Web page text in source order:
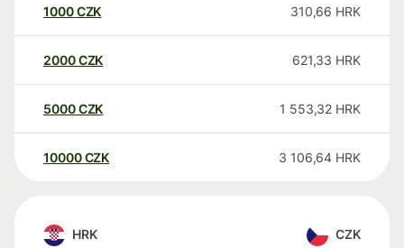
1000CZK 310,66 HRK
2000CZK 621,33 HRK
5000CZK 1 553,32 HRK
10000 CZK 3 106,64 HRK
HRK CZK